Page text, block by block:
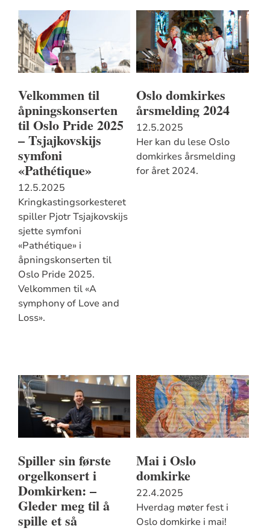
Velkommen til
åpningskonserten
til Oslo Pride 2025
– Tsjajkovskijs
symfoni
«Pathétique»
12.5.2025
Kringkastingsorkesteret
spiller Pjotr Tsjajkovskijs
sjette symfoni
«Pathétique» i
åpningskonserten til
Oslo Pride 2025.
Velkommen til «A
symphony of Love and
Loss».
Oslo domkirkes
årsmelding 2024
12.5.2025
Her kan du lese Oslo
domkirkes årsmelding
for året 2024.
Spiller sin første
orgelkonsert i
Domkirken: –
Gleder meg til å
spille et så
Mai i Oslo
domkirke
22.4.2025
Hverdag møter fest i
Oslo domkirke i mai!